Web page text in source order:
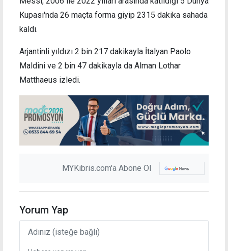
Kupası'nda 26 maçta forma giyip 2315 dakika sahada
kaldı.
Arjantinli yıldızı 2 bin 217 dakikayla İtalyan Paolo
Maldini ve 2 bin 47 dakikayla da Alman Lothar
Matthaeus izledi.
MYKibris.com'a Abone Ol
Yorum Yap